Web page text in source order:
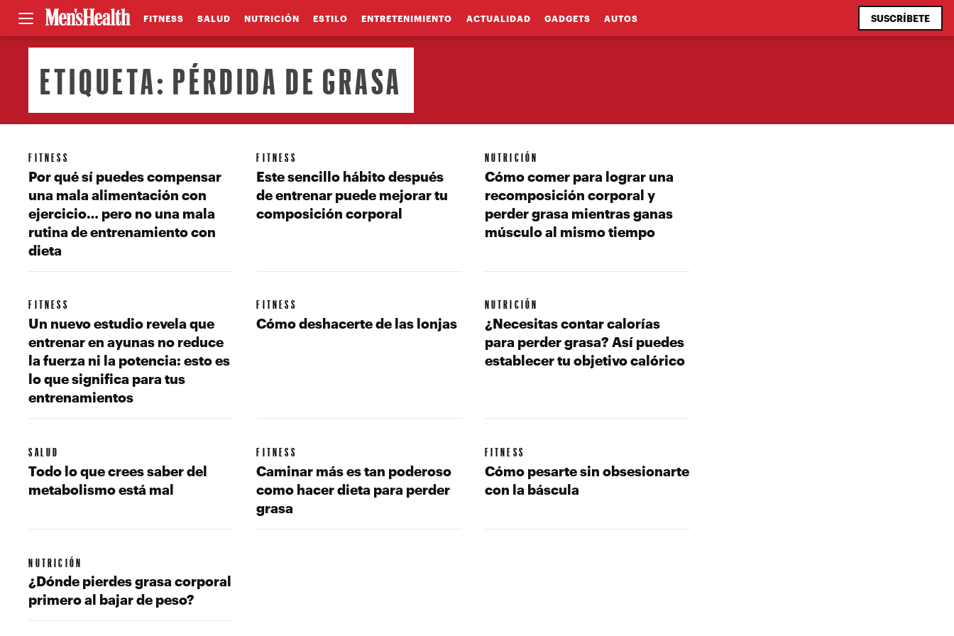
FITNESS SALUD NUTRICIÓN ESTILO ENTRETENIMIENTO ACTUALIDAD GADGETS AUTOS SUSCRÍBETE
ETIQUETA: PÉRDIDA DE GRASA
FITNESS
Por qué sí puedes compensar
una mala alimentación con
ejercicio… pero no una mala
rutina de entrenamiento con
dieta
FITNESS
Este sencillo hábito después
de entrenar puede mejorar tu
composición corporal
NUTRICIÓN
Cómo comer para lograr una
recomposición corporal y
perder grasa mientras ganas
músculo al mismo tiempo
FITNESS
Un nuevo estudio revela que
entrenar en ayunas no reduce
la fuerza ni la potencia: esto es
lo que significa para tus
entrenamientos
FITNESS
Cómo deshacerte de las lonjas
NUTRICIÓN
¿Necesitas contar calorías
para perder grasa? Así puedes
establecer tu objetivo calórico
SALUD
Todo lo que crees saber del
metabolismo está mal
FITNESS
Caminar más es tan poderoso
como hacer dieta para perder
grasa
FITNESS
Cómo pesarte sin obsesionarte
con la báscula
NUTRICIÓN
¿Dónde pierdes grasa corporal
primero al bajar de peso?